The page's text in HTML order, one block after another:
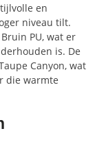
en
niveau tilt.
PU, wat er
is. De
Canyon, wat
die warmte